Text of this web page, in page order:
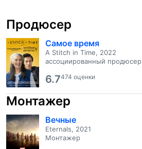
Продюсер
Самое время
A Stitch in Time, 2022
ассоциированный продюсер
6.7474 оценки
Монтажер
Вечные
Eternals, 2021
Монтажер